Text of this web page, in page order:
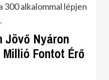
alkalommal lépjen
Jövő Nyáron
Fontot Érő